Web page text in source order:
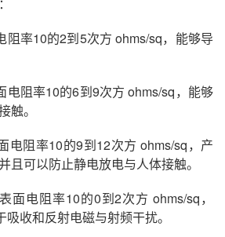
阻率10的2到5次方 ohms/sq，能够导
电阻率10的6到9次方 ohms/sq，能够
触。
电阻率10的9到12次方 ohms/sq，产
且可以防止静电放电与人体接触。
面电阻率10的0到2次方 ohms/sq，
收和反射电磁与射频干扰。